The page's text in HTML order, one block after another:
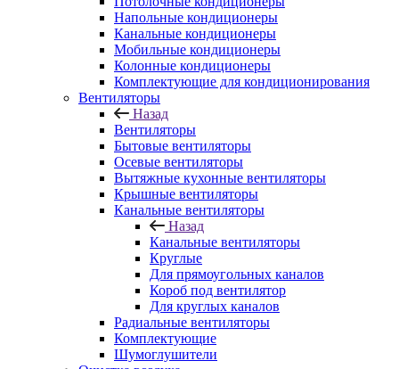
Напольные кондиционеры
Канальные кондиционеры
Мобильные кондиционеры
Колонные кондиционеры
Комплектующие для кондиционирования
Вентиляторы
Назад
Вентиляторы
Бытовые вентиляторы
Осевые вентиляторы
Вытяжные кухонные вентиляторы
Крышные вентиляторы
Канальные вентиляторы
Назад
Канальные вентиляторы
Круглые
Для прямоугольных каналов
Короб под вентилятор
Для круглых каналов
Радиальные вентиляторы
Комплектующие
Шумоглушители